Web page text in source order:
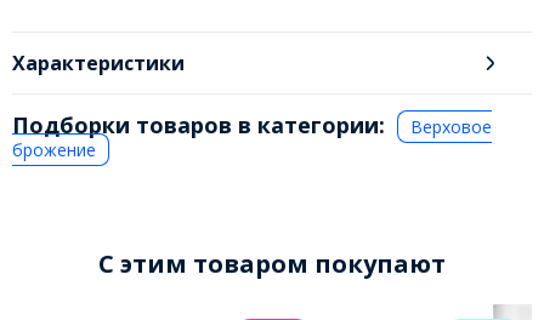
Характеристики
Подборки товаров в категории:
Верховое
брожение
C этим товаром покупают